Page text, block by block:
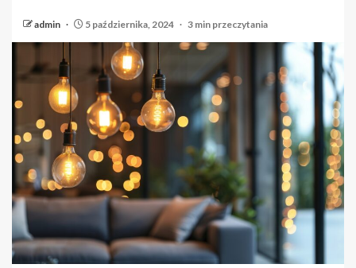
admin 5 października, 2024 3 min przeczytania